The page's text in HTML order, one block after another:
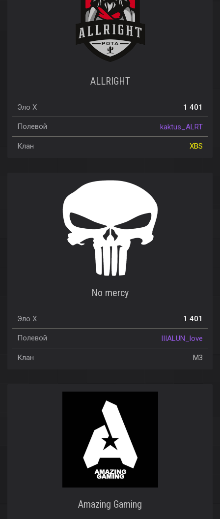
ALLRIGHT
Эло X 1 401
Полевой kaktus_ALRT
Клан XBS
No mercy
Эло X 1 401
Полевой IIIALUN_love
Клан M3
Amazing Gaming